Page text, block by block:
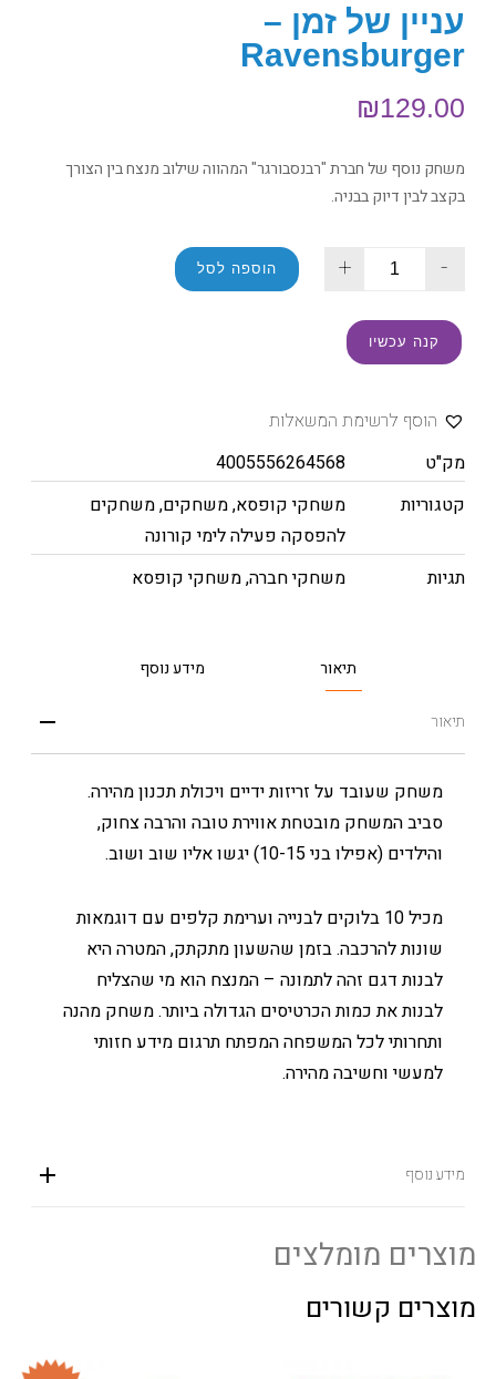
עניין של זמן –
Ravensburger
₪129.00
משחק נוסף של חברת "רבנסבורגר" המהווה שילוב מנצח בין הצורך
בקצב לבין דיוק בבניה.
-
+ הוספה לסל
קנה עכשיו
הוסף לרשימת המשאלות
מק"ט
4005556264568
קטגוריות
משחקי קופסא,משחקים,משחקים
להפסקה פעילה לימי קורונה
תגיות
משחקי חברה,משחקי קופסא
תיאור מידע נוסף
תיאור
משחק שעובד על זריזות ידיים ויכולת תכנון מהירה.
סביב המשחק מובטחת אווירת טובה והרבה צחוק,
והילדים (אפילו בני 10-15) יגשו אליו שוב ושוב.
מכיל 10 בלוקים לבנייה וערימת קלפים עם דוגמאות
שונות להרכבה. בזמן שהשעון מתקתק, המטרה היא
לבנות דגם זהה לתמונה – המנצח הוא מי שהצליח
לבנות את כמות הכרטיסים הגדולה ביותר. משחק מהנה
ותחרותי לכל המשפחה המפתח תרגום מידע חזותי
למעשי וחשיבה מהירה.
מידע נוסף
מוצרים מומלצים
מוצרים קשורים